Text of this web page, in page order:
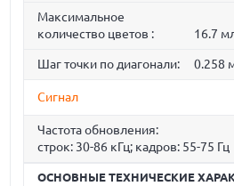
Максимальное
количество цветов :
16.7
Шаг точки по диагонали: 0.258
Сигнал
Частота обновления:
строк: 30-86 кГц; кадров: 55-75 Гц
ОСНОВНЫЕ ТЕХНИЧЕСКИЕ